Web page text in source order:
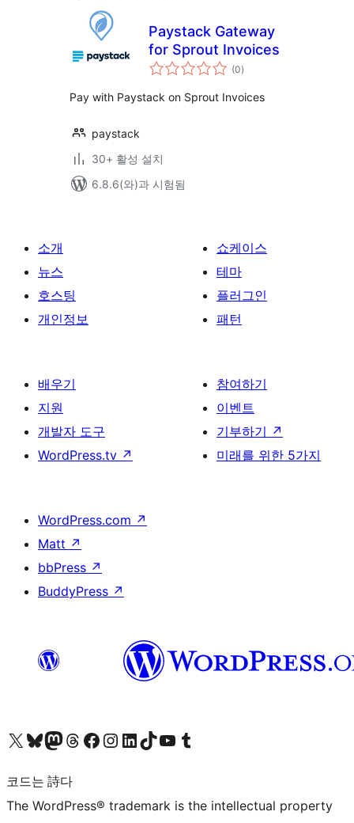
Paystack Gateway
for Sprout Invoices
(0전
체
점
)
Pay with Paystack on Sprout Invoices
paystack
30+ 활성 설치
6.8.6(와)과 시험됨
소개
뉴스
호스팅
개인정보
쇼케이스
테마
플러그인
패턴
배우기
지원
개발자 도구
WordPress.tv ↗
참여하기
이벤트
기부하기 ↗
미래를 위한 5가지
WordPress.com ↗
Matt ↗
bbPress ↗
BuddyPress ↗
X(이전 트위터) 계정 방문하기블루스카이 계정 방문하기마스토돈 계정 방문하기스레드 계정 방문하기 페이스북 페이지 방문하기인스타그램 계정 방문하기 LinkedIn 계정 방문하기틱톡 계정 방문하기유튜브 채널 방문하기 텀블러 계정 방문하기
코드는 詩다
The WordPress® trademark is the intellectual property